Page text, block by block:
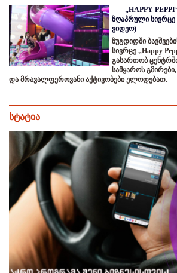
„HAPPY
ზღაპრული სივრცე
ვიდეო)
ზუგდიდში
სივრცე „Happy
გასართობ
სამყაროს
და მრავალფეროვანი აქტივობები ელოდებათ.
სტატია